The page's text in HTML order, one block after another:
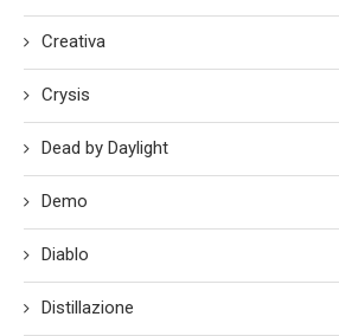
Creativa
Crysis
Dead by Daylight
Demo
Diablo
Distillazione